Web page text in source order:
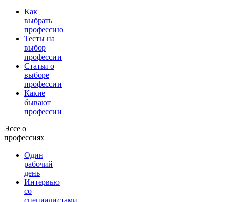
Как
выбрать
профессию
Тесты на
выбор
профессии
Статьи о
выборе
профессии
Какие
бывают
профессии
Эссе о
профессиях
Один
рабочий
день
Интервью
со
специалистами